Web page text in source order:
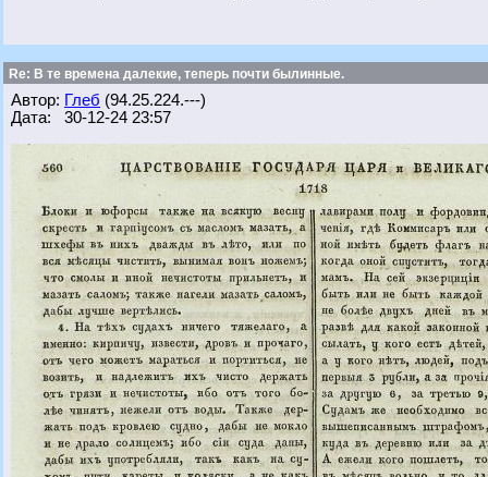
Re: В те времена далекие, теперь почти былинные.
Автор: Глеб (94.25.224.---)
Дата: 30-12-24 23:57